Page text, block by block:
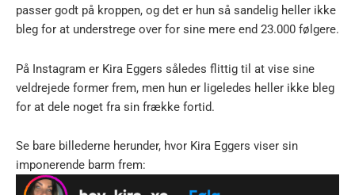
passer godt på kroppen, og det er hun så sandelig heller ikke
bleg for at understrege over for sine mere end 23.000 følgere.
På Instagram er Kira Eggers således flittig til at vise sine
veldrejede former frem, men hun er ligeledes heller ikke bleg
for at dele noget fra sin frække fortid.
Se bare billederne herunder, hvor Kira Eggers viser sin
imponerende barm frem: